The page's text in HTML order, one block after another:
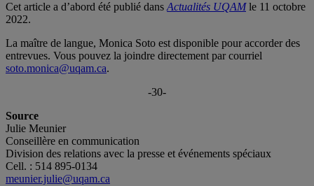
Cet article a d’abord été publié dans Actualités UQAMle 11 octobre
2022.
La maître de langue, Monica Soto est disponible pour accorder des
entrevues. Vous pouvez la joindre directement par courriel
soto.monica@uqam.ca.
-30-
Source
Julie Meunier
Conseillère en communication
Division des relations avec la presse et événements spéciaux
Cell. : 514 895-0134
meunier.julie@uqam.ca